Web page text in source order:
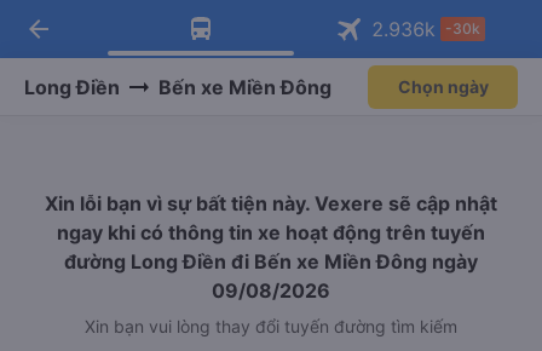
Tải app Vexere ngay!
Nhận ưu đãi thành viên độc
Mở app
Tải app Vexere
-30k/ghế khi đặt vé máy bay qua
Mở app
arrow_back 2.936k -30k
Long Điền Bến xe Miền Đông Chọn ngày
Xin lỗi bạn vì sự bất tiện này. Vexere sẽ cập nhật
ngay khi có thông tin xe hoạt động trên tuyến
đường Long Điền đi Bến xe Miền Đông ngày
09/08/2026
Xin bạn vui lòng thay đổi tuyến đường tìm kiếm